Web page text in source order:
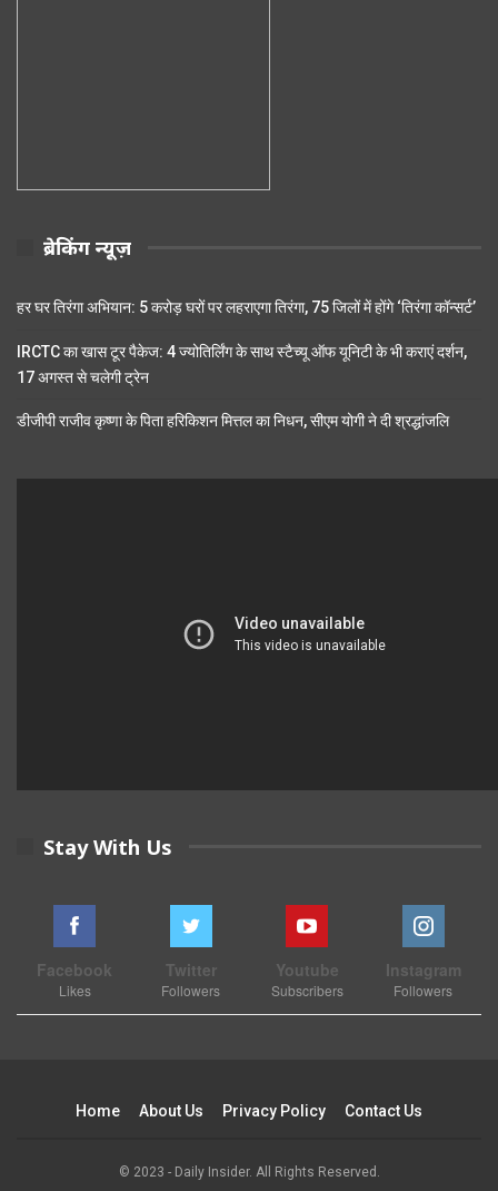
ब्रेकिंग न्यूज़
हर घर तिरंगा अभियान: 5 करोड़ घरों पर लहराएगा तिरंगा, 75 जिलों में होंगे ‘तिरंगा कॉन्सर्ट’
IRCTC का खास टूर पैकेज: 4 ज्योतिर्लिंग के साथ स्टैच्यू ऑफ यूनिटी के भी कराएं दर्शन,
17 अगस्त से चलेगी ट्रेन
डीजीपी राजीव कृष्णा के पिता हरिकिशन मित्तल का निधन, सीएम योगी ने दी श्रद्धांजलि
Stay With Us
Facebook
Likes
Twitter
Followers
Youtube
Subscribers
Instagram
Followers
Home About Us Privacy Policy Contact Us
© 2023 - Daily Insider. All Rights Reserved.